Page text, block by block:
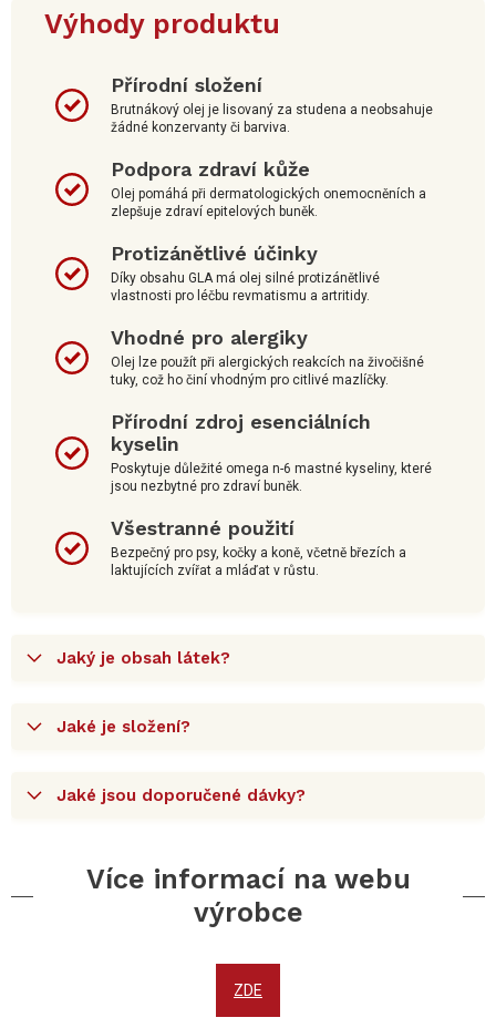
Výhody produktu
Přírodní složení
Brutnákový olej je lisovaný za studena a neobsahuje
žádné konzervanty či barviva.
Podpora zdraví kůže
Olej pomáhá při dermatologických onemocněních a
zlepšuje zdraví epitelových buněk.
Protizánětlivé účinky
Díky obsahu GLA má olej silné protizánětlivé
vlastnosti pro léčbu revmatismu a artritidy.
Vhodné pro alergiky
Olej lze použít při alergických reakcích na živočišné
tuky, což ho činí vhodným pro citlivé mazlíčky.
Přírodní zdroj esenciálních
kyselin
Poskytuje důležité omega n-6 mastné kyseliny, které
jsou nezbytné pro zdraví buněk.
Všestranné použití
Bezpečný pro psy, kočky a koně, včetně březích a
laktujících zvířat a mláďat v růstu.
Jaký je obsah látek?
Jaké je složení?
Jaké jsou doporučené dávky?
Více informací na webu
výrobce
ZDE